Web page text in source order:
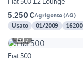
5.250 €Agrigento(AG)
Usato
01/2009
5
Fiat 500